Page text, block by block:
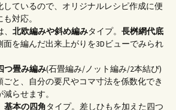
ているので、オリジナルレシピ作成に便
も対応。
、 北欧編みや斜め編みタイプ。 長桝網代底
を編んだ出来上がりを3Dビューでみられ
つ畳み編み(石畳編み/ノット編み/2本結び)
ごと、自分の要尺やコマ寸法を係数化でき
らせます。
基本の四角タイプ。差しひもを加えた四つ